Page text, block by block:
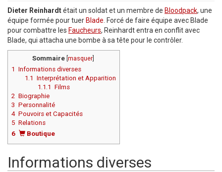
Dieter Reinhardtétait un soldat et un membre de Bloodpack, une
équipe formée pour tuer Blade . Forcé de faire équipe avec Blade
pour combattre les Faucheurs, Reinhardt entra en conflit avec
Blade, qui attacha une bombe à sa tête pour le contrôler.
Sommaire[ masquer]
1 Informations diverses
1.1 Interprétation et Apparition
1.1.1
Films
2 Biographie
3 Personnalité
4 Pouvoirs et Capacités
5 Relations
6
Boutique
Informations diverses